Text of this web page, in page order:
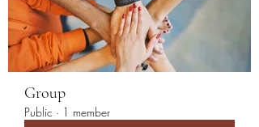
Group
Public · 1 member